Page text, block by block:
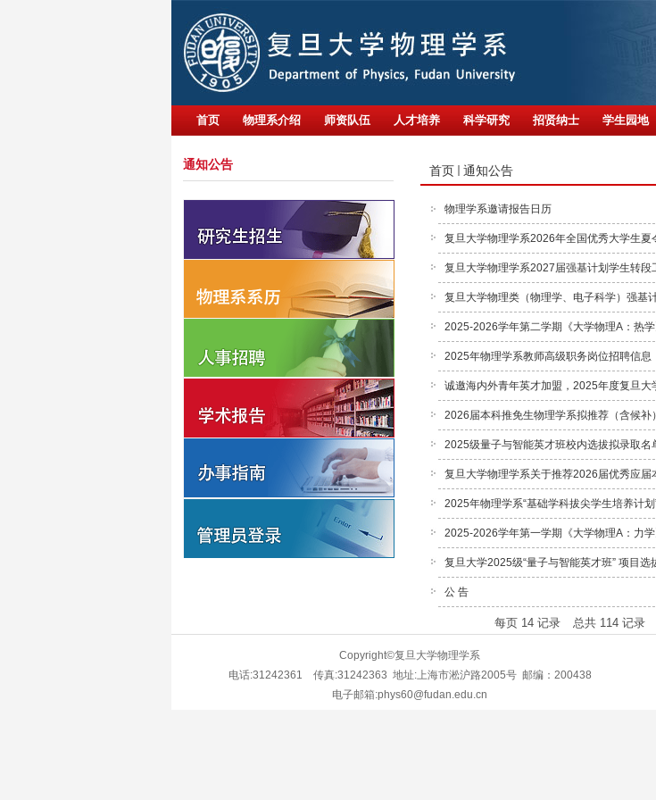
首页 物理系介绍 师资队伍 人才培养 科学研究 招贤纳士 学生园地
通知公告 首页 通知公告
物理学系邀请报告日历
复旦大学物理学系2026年全国优秀大学生夏
复旦大学物理学系2027届强基计划学生转段
复旦大学物理类（物理学、电子科学）强基
2025-2026学年第二学期《大学物理A：热
2025年物理学系教师高级职务岗位招聘信息
诚邀海内外青年英才加盟，2025年度复旦
2026届本科推免生物理学系拟推荐（含候补
2025级量子与智能英才班校内选拔拟录取名
复旦大学物理学系关于推荐2026届优秀应
2025年物理学系“基础学科拔尖学生培养计
2025-2026学年第一学期《大学物理A：力
复旦大学2025级“量子与智能英才班” 项目选
公 告
每页 14 记录 总共 114 记录
Copyright©复旦大学物理学系
电话:31242361 传真:31242363 地址:上海市淞沪路2005号 邮编：200438
电子邮箱:phys60@fudan.edu.cn